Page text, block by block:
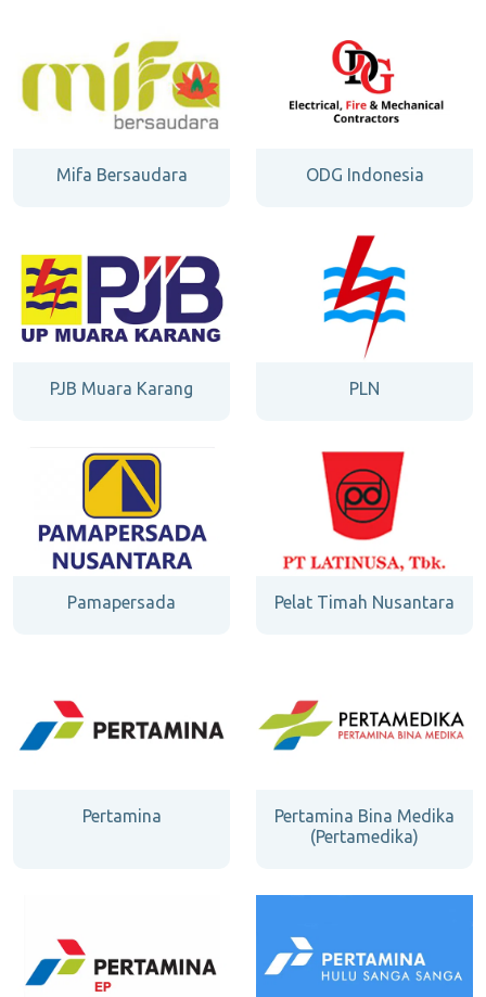
Mifa Bersaudara ODG Indonesia
PJB Muara Karang PLN
Pamapersada Pelat Timah Nusantara
Pertamina
Pertamina Bina Medika
(Pertamedika)